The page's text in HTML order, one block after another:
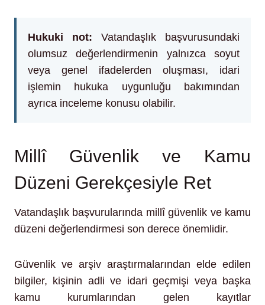
Hukuki not: Vatandaşlık başvurusundaki
olumsuz değerlendirmenin yalnızca soyut
veya genel ifadelerden oluşması, idari
işlemin hukuka uygunluğu bakımından
ayrıca inceleme konusu olabilir.
Millî Güvenlik ve Kamu
Düzeni Gerekçesiyle Ret
Vatandaşlık başvurularında millî güvenlik ve kamu
düzeni değerlendirmesi son derece önemlidir.
Güvenlik ve arşiv araştırmalarından elde edilen
bilgiler, kişinin adli ve idari geçmişi veya başka
kamu kurumlarından gelen kayıtlar